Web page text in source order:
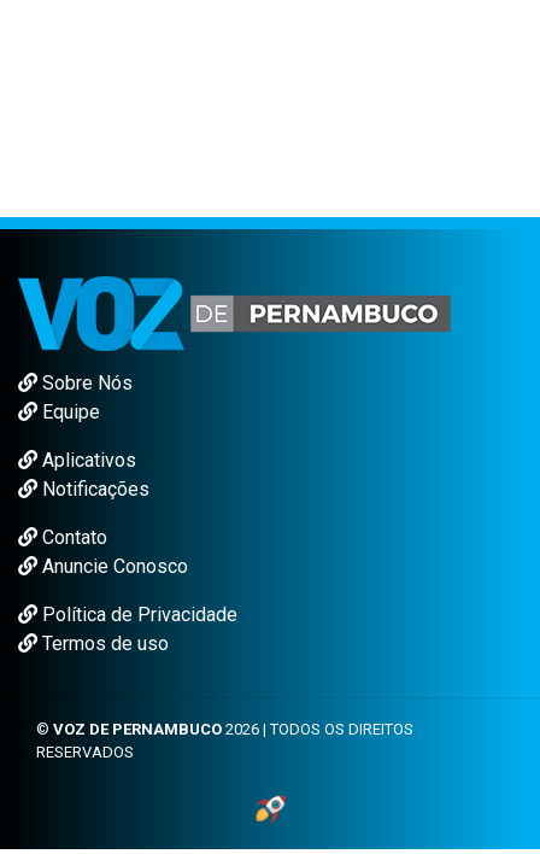
Sobre Nós
Equipe
Aplicativos
Notificações
Contato
Anuncie Conosco
Política de Privacidade
Termos de uso
© VOZ DE PERNAMBUCO 2026 | TODOS OS DIREITOS
RESERVADOS